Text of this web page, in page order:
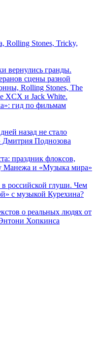
Rolling Stones, Tricky,
вернулись гранды.
сцены разной
Rolling Stones, The
XCX и Jack White.
гид по фильмам
назад не стало
Дмитрия Поднозова
праздник флоксов,
Манежа и «Музыка мира»
российской глуши. Чем
с музыкой Курехина?
о реальных людях от
Хопкинса